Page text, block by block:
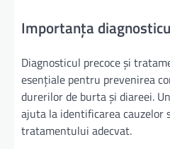
Importanța
Diagnosticul precoce și
esențiale pentru prevenirea
durerilor de burta și diareei.
ajuta la identificarea cauzelor
tratamentului adecvat.